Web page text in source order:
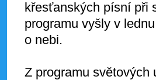
křesťanských písní při
programu vyšly v
o nebi.
Z programu